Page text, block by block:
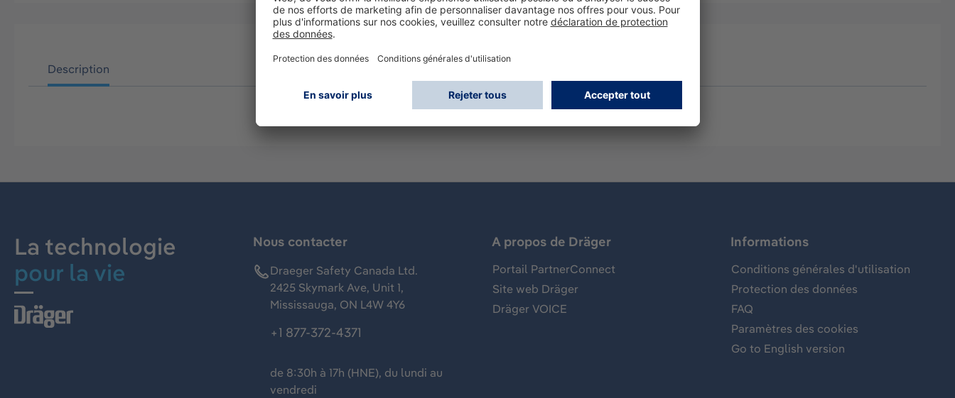
Description
La technologie
pour la vie
Nous contacter
Draeger Safety Canada Ltd.
2425 Skymark Ave, Unit 1,
Mississauga, ON L4W 4Y6
+1 877-372-4371
de 8:30h à 17h (HNE), du lundi au
vendredi
A propos de Dräger
Portail PartnerConnect
Site web Dräger
Dräger VOICE
Informations
Conditions générales d'utilisation
Protection des données
FAQ
Paramètres des cookies
Go to English version